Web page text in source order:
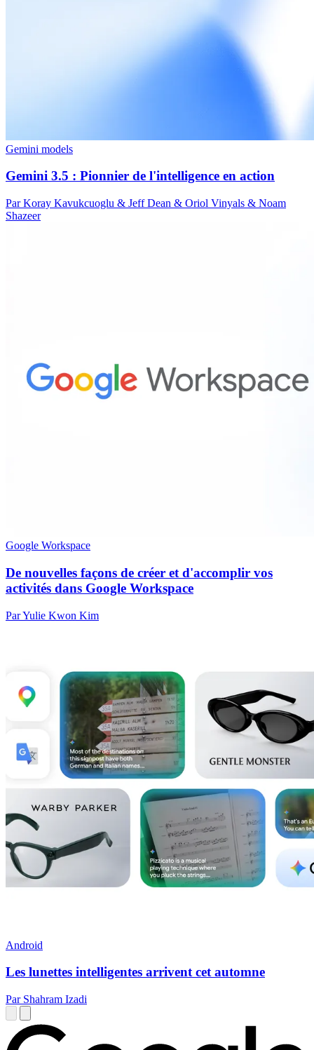
Gemini models
Gemini 3.5 : Pionnier de l'intelligence en action
Par Koray Kavukcuoglu & Jeff Dean & Oriol Vinyals & Noam
Shazeer
Google Workspace
De nouvelles façons de créer et d'accomplir vos
activités dans Google Workspace
Par Yulie Kwon Kim
Android
Les lunettes intelligentes arrivent cet automne
Par Shahram Izadi